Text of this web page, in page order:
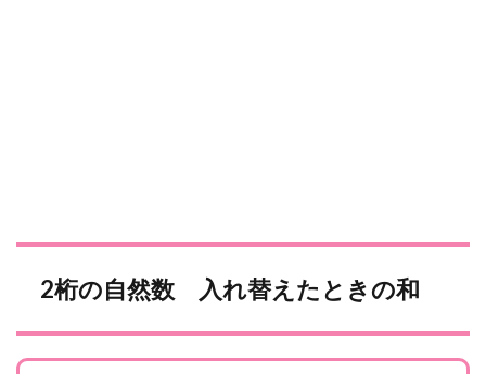
2桁の自然数 入れ替えたときの和